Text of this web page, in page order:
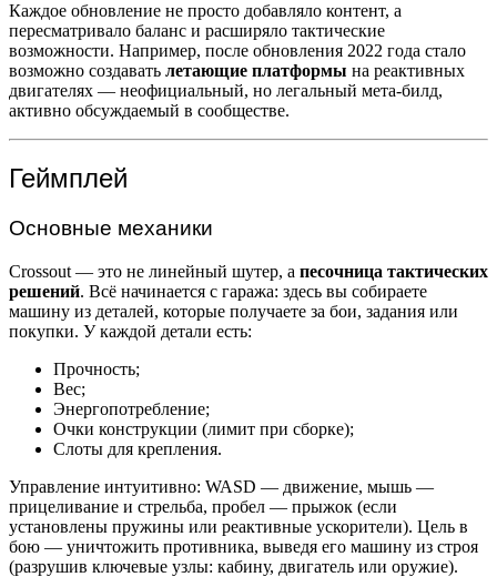
Каждое обновление не просто добавляло контент, а
пересматривало баланс и расширяло тактические
возможности. Например, после обновления 2022 года стало
возможно создавать летающие платформы на реактивных
двигателях — неофициальный, но легальный мета-билд,
активно обсуждаемый в сообществе.
Геймплей
Основные механики
Crossout — это не линейный шутер, а песочница тактических
решений. Всё начинается с гаража: здесь вы собираете
машину из деталей, которые получаете за бои, задания или
покупки. У каждой детали есть:
Прочность;
Вес;
Энергопотребление;
Очки конструкции (лимит при сборке);
Слоты для крепления.
Управление интуитивно: WASD — движение, мышь —
прицеливание и стрельба, пробел — прыжок (если
установлены пружины или реактивные ускорители). Цель в
бою — уничтожить противника, выведя его машину из строя
(разрушив ключевые узлы: кабину, двигатель или оружие).